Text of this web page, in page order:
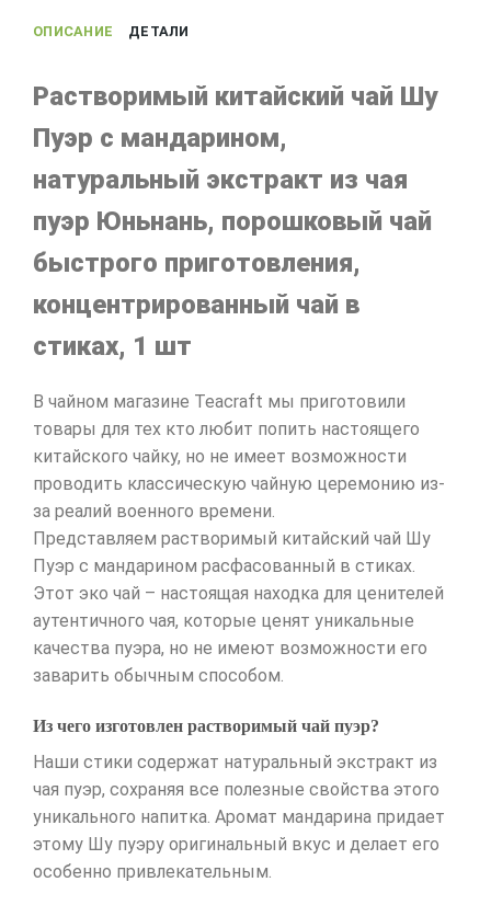
ОПИСАНИЕ ДЕТАЛИ
Растворимый китайский чай Шу
Пуэр с мандарином,
натуральный экстракт из чая
пуэр Юньнань, порошковый чай
быстрого приготовления,
концентрированный чай в
стиках, 1 шт
В чайном магазине Teacraft мы приготовили
товары для тех кто любит попить настоящего
китайского чайку, но не имеет возможности
проводить классическую чайную церемонию из-
за реалий военного времени.
Представляем растворимый китайский чай Шу
Пуэр с мандарином расфасованный в стиках.
Этот эко чай – настоящая находка для ценителей
аутентичного чая, которые ценят уникальные
качества пуэра, но не имеют возможности его
заварить обычным способом.
Из чего изготовлен растворимый чай пуэр?
Наши стики содержат натуральный экстракт из
чая пуэр, сохраняя все полезные свойства этого
уникального напитка. Аромат мандарина придает
этому Шу пуэру оригинальный вкус и делает его
особенно привлекательным.